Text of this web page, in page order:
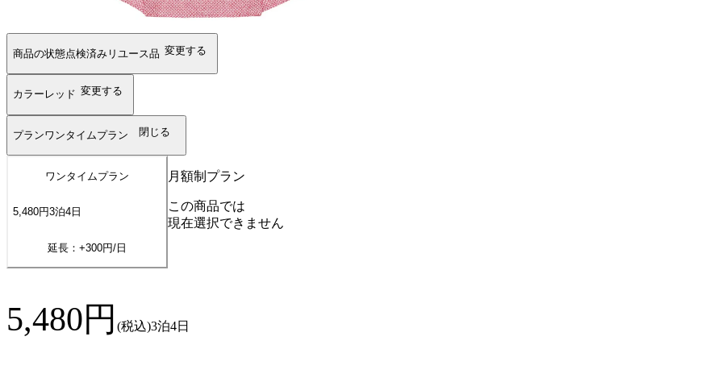
商品の状態点検済みリユース品 変更する
カラー レッド 変更する
プランワンタイムプラン 閉じる
ワンタイムプラン
5,480円3泊4 日
延長：+300円/日
月額制プラン
この商品では
現在選択できません
5,480円 (税込)3泊4日